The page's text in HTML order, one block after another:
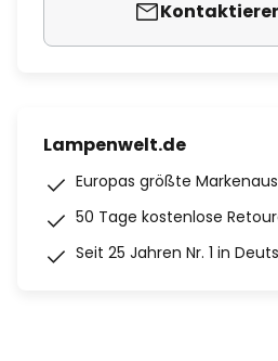
Lampenwelt.de
Europas größte
50 Tage kostenlose
Seit 25 Jahren Nr. 1 in